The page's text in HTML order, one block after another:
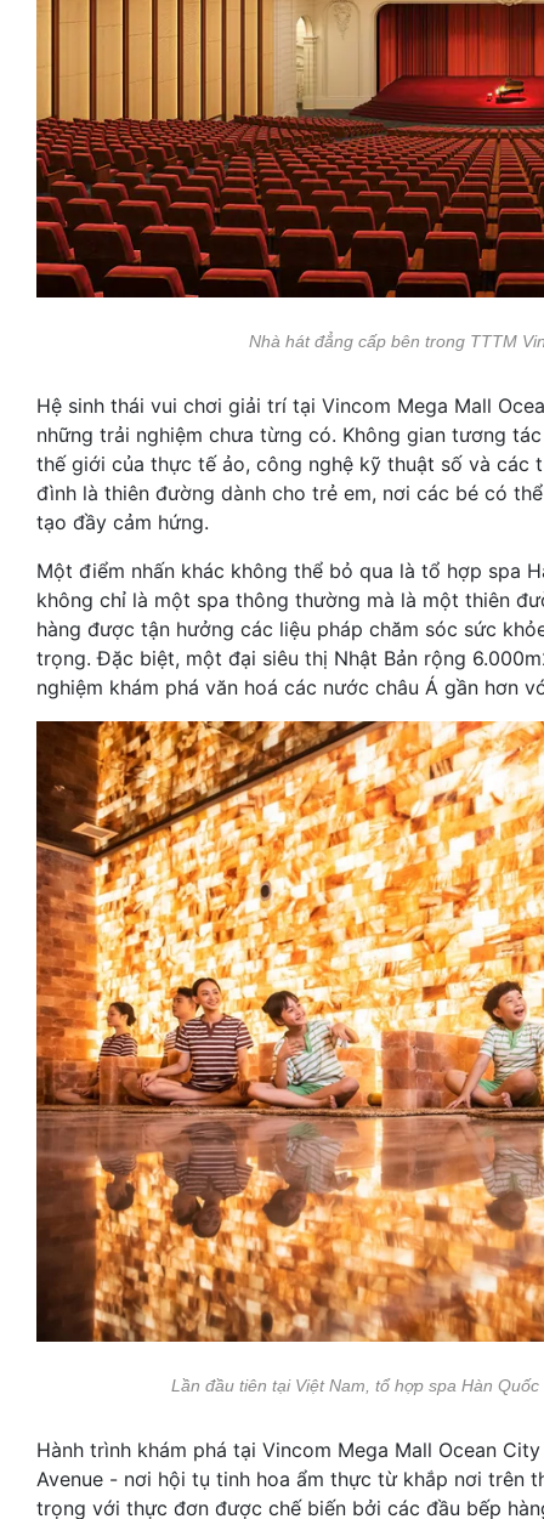
Nhà hát đẳng cấp bên trong TTTM
Hệ sinh thái vui chơi giải trí tại Vincom Mega Mall
những trải nghiệm chưa từng có. Không gian tương
thế giới của thực tế ảo, công nghệ kỹ thuật số và các
đình là thiên đường dành cho trẻ em, nơi các bé có
tạo đầy cảm hứng.
Một điểm nhấn khác không thể bỏ qua là tổ hợp spa
không chỉ là một spa thông thường mà là một thiên
hàng được tận hưởng các liệu pháp chăm sóc sức
trọng. Đặc biệt, một đại siêu thị Nhật Bản rộng
nghiệm khám phá văn hoá các nước châu Á gần hơn
Lần đầu tiên tại Việt Nam, tổ hợp spa Hàn
Hành trình khám phá tại Vincom Mega Mall Ocean
Avenue - nơi hội tụ tinh hoa ẩm thực từ khắp nơi trên
trọng với thực đơn được chế biến bởi các đầu bếp